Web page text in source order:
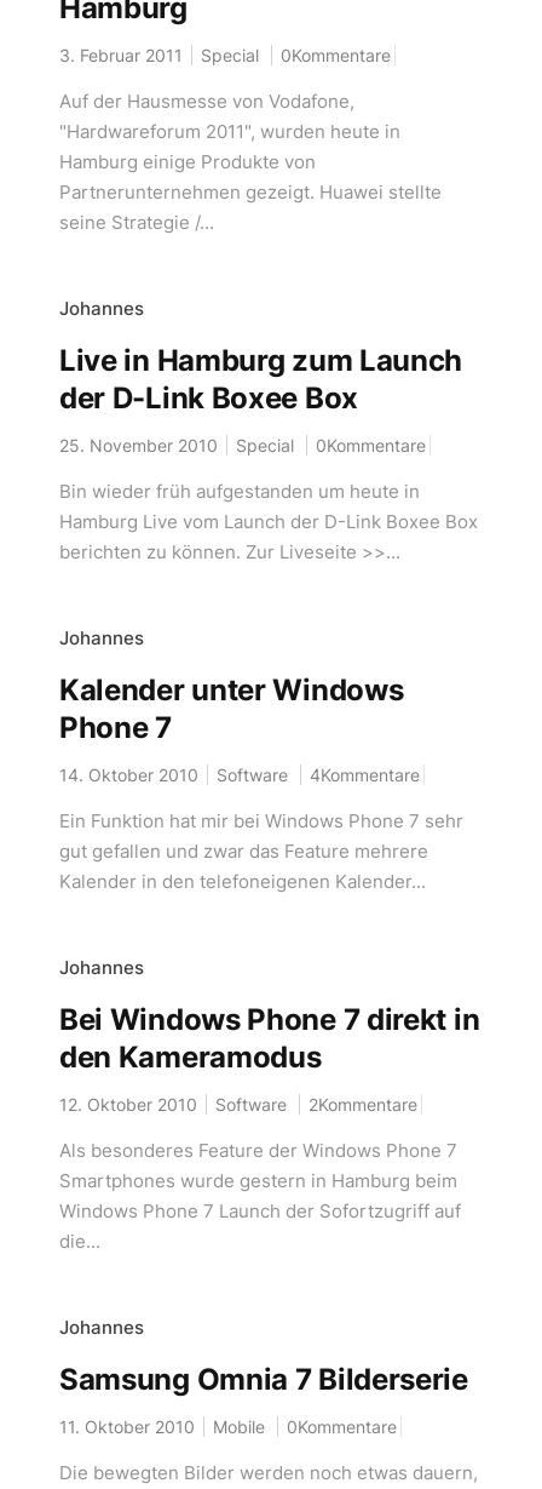
Hamburg
3. Februar 2011 Special 0Kommentare
Auf der Hausmesse von Vodafone,
"Hardwareforum 2011", wurden heute in
Hamburg einige Produkte von
Partnerunternehmen gezeigt. Huawei stellte
seine Strategie /...
Johannes
Live in Hamburg zum Launch
der D-Link Boxee Box
25. November 2010 Special 0Kommentare
Bin wieder früh aufgestanden um heute in
Hamburg Live vom Launch der D-Link Boxee Box
berichten zu können. Zur Liveseite >>...
Johannes
Kalender unter Windows
Phone 7
14. Oktober 2010 Software 4Kommentare
Ein Funktion hat mir bei Windows Phone 7 sehr
gut gefallen und zwar das Feature mehrere
Kalender in den telefoneigenen Kalender...
Johannes
Bei Windows Phone 7 direkt in
den Kameramodus
12. Oktober 2010 Software 2Kommentare
Als besonderes Feature der Windows Phone 7
Smartphones wurde gestern in Hamburg beim
Windows Phone 7 Launch der Sofortzugriff auf
die...
Johannes
Samsung Omnia 7 Bilderserie
11. Oktober 2010 Mobile 0Kommentare
Die bewegten Bilder werden noch etwas dauern,